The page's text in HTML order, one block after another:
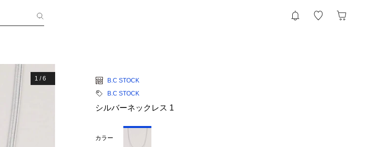
1 /6
B.C STOCK
B.C STOCK
シルバーネックレス 1
カラー